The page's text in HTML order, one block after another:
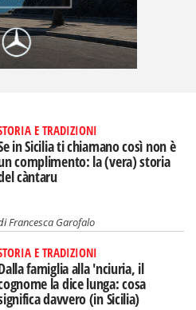
E TRADIZIONI
in Sicilia ti chiamano così non è
complimento: la (vera) storia
càntaru
Francesca Garofalo
E TRADIZIONI
famiglia alla 'nciuria, il
la dice lunga: cosa
davvero (in Sicilia)